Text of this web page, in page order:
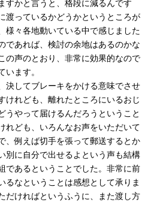
すかと言うと、格段に減るんです
渡っているかどうかというところが
様々各地動いている中で感じました
であれば、検討の余地はあるのかな
の声のとおり、非常に効果的なので
います。
してブレーキをかける意味でさせ
けれども、離れたところにいるおじ
うやって届けるんだろうということ
れども、いろんなお声をいただいて
、例えば切手を張って郵送するとか
別に自分で出せるよという声も結構
であるということでした。非常に前
るなということは感想として承りま
だければというふうに、また渡し方